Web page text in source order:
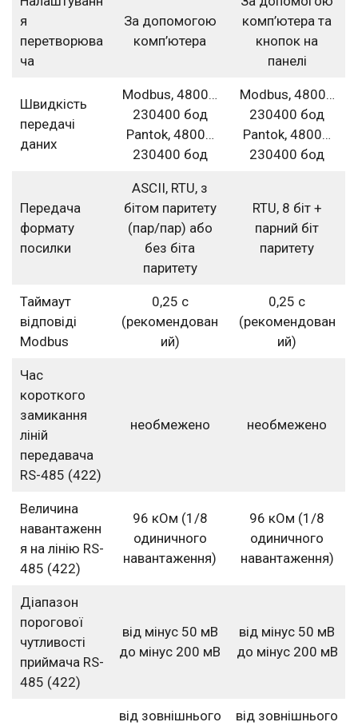
я
перетворюва
ча
За допомогою
комп’ютера
комп’ютера та
кнопок на
панелі
Швидкість
передачі
даних
Modbus, 4800…
230400 бод
Pantok, 4800…
230400 бод
Modbus, 4800…
230400 бод
Pantok, 4800…
230400 бод
Передача
формату
посилки
ASCII, RTU, з
бітом паритету
(пар/пар) або
без біта
паритету
RTU, 8 біт +
парний біт
паритету
Таймаут
відповіді
Modbus
0,25 с
(рекомендован
ий)
0,25 с
(рекомендован
ий)
Час
короткого
замикання
ліній
передавача
RS-485 (422)
необмежено необмежено
Величина
навантаженн
я на лінію RS-
485 (422)
96 кОм (1/8
одиничного
навантаження)
96 кОм (1/8
одиничного
навантаження)
Діапазон
порогової
чутливості
приймача RS-
485 (422)
від мінус 50 мВ
до мінус 200 мВ
від мінус 50 мВ
до мінус 200 мВ
від зовнішнього
від зовнішнього